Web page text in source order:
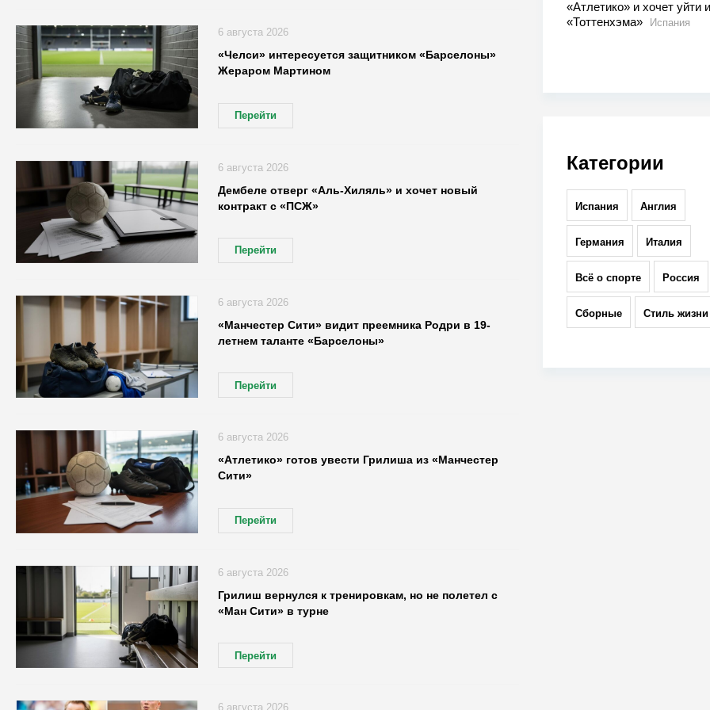
«Атлетико» и хочет уйти
«Тоттенхэма»
Испания
Категории
Испания Англия
Германия Италия
Всё о спорте Россия
Сборные Стиль жизни
«Челси» интересуется защитником «Барселоны»
Жераром Мартином
Перейти
6 августа 2026
Дембеле отверг «Аль-Хиляль» и хочет новый
контракт с «ПСЖ»
Перейти
6 августа 2026
«Манчестер Сити» видит преемника Родри в 19-
летнем таланте «Барселоны»
Перейти
6 августа 2026
«Атлетико» готов увести Грилиша из «Манчестер
Сити»
Перейти
6 августа 2026
Грилиш вернулся к тренировкам, но не полетел с
«Ман Сити» в турне
Перейти
6 августа 2026
6 августа 2026